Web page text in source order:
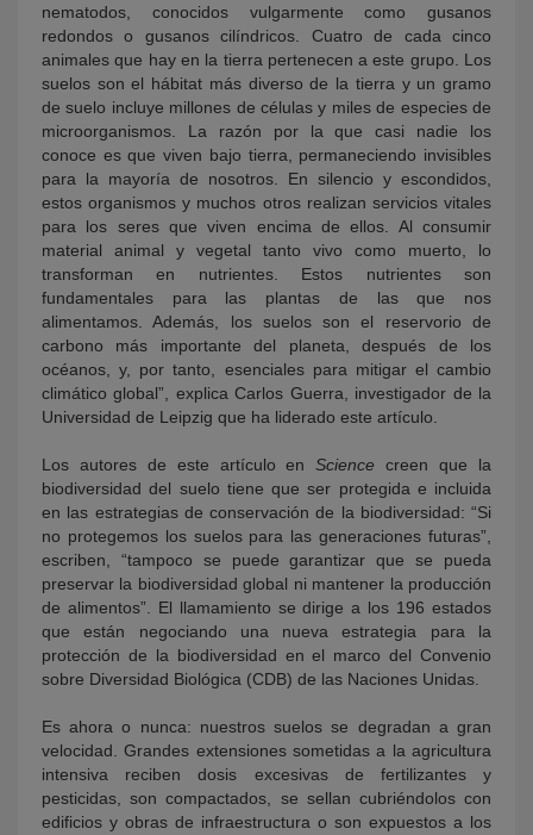
nematodos, conocidos vulgarmente como gusanos
redondos o gusanos cilíndricos. Cuatro de cada cinco
animales que hay en la tierra pertenecen a este grupo. Los
suelos son el hábitat más diverso de la tierra y un gramo
de suelo incluye millones de células y miles de especies de
microorganismos. La razón por la que casi nadie los
conoce es que viven bajo tierra, permaneciendo invisibles
para la mayoría de nosotros. En silencio y escondidos,
estos organismos y muchos otros realizan servicios vitales
para los seres que viven encima de ellos. Al consumir
material animal y vegetal tanto vivo como muerto, lo
transforman en nutrientes. Estos nutrientes son
fundamentales para las plantas de las que nos
alimentamos. Además, los suelos son el reservorio de
carbono más importante del planeta, después de los
océanos, y, por tanto, esenciales para mitigar el cambio
climático global”, explica Carlos Guerra, investigador de la
Universidad de Leipzig que ha liderado este artículo.
Los autores de este artículo en Science creen que la
biodiversidad del suelo tiene que ser protegida e incluida
en las estrategias de conservación de la biodiversidad: “Si
no protegemos los suelos para las generaciones futuras”,
escriben, “tampoco se puede garantizar que se pueda
preservar la biodiversidad global ni mantener la producción
de alimentos”. El llamamiento se dirige a los 196 estados
que están negociando una nueva estrategia para la
protección de la biodiversidad en el marco del Convenio
sobre Diversidad Biológica (CDB) de las Naciones Unidas.
Es ahora o nunca: nuestros suelos se degradan a gran
velocidad. Grandes extensiones sometidas a la agricultura
intensiva reciben dosis excesivas de fertilizantes y
pesticidas, son compactados, se sellan cubriéndolos con
edificios y obras de infraestructura o son expuestos a los